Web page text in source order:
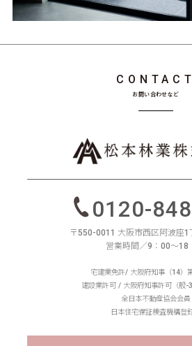
CONTACT
お問い合わせなど
0120-
〒550-0011 大阪市西区阿波座
営業時間／9：00〜18
宅建業免許/ 大阪府知事（14）
建設業許可 / 大阪府知事許可（般-
全日本不動産協会会員
日本住宅保証検査機構登